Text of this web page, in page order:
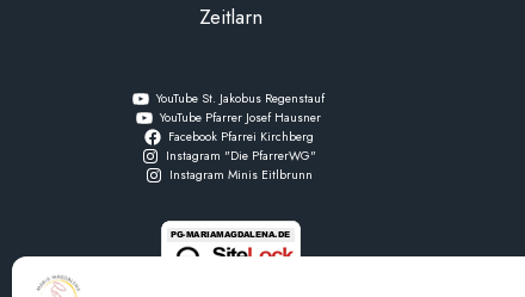
Zeitlarn
YouTube St. Jakobus Regenstauf
YouTube Pfarrer Josef Hausner
Facebook Pfarrei Kirchberg
Instagram "Die PfarrerWG"
Instagram Minis Eitlbrunn